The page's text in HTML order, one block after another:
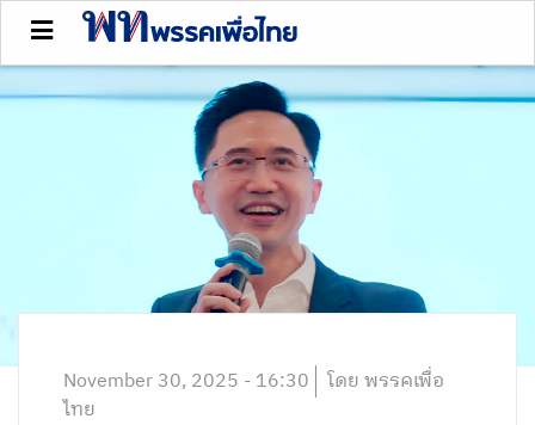
November 30, 2025 - 16:30 โดย พรรคเพื่อ
ไทย